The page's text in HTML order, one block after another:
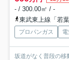
- / 300.00㎡ / -
東武東上線「若
プロパンガス
坂道がなく普段の移